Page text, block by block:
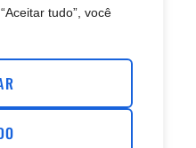
tudo”, você